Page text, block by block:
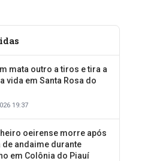
mata outro a tiros e tira a
vida em Santa Rosa do
19:37
oeirense morre após
de andaime durante
em Colônia do Piauí